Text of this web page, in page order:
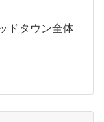
ドタウン全体